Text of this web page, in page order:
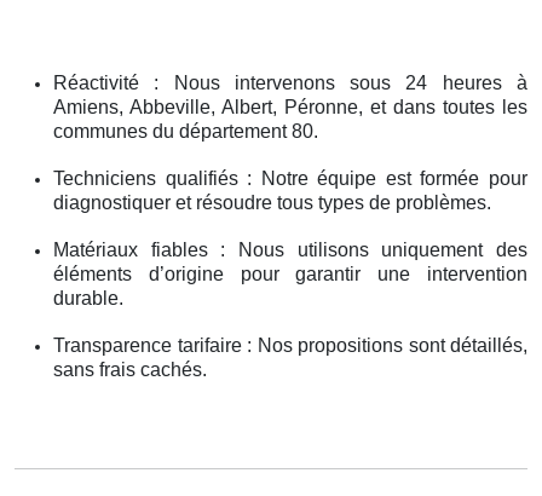
Réactivité : Nous intervenons sous 24 heures à
Amiens, Abbeville, Albert, Péronne, et dans toutes les
communes du département 80.
Techniciens qualifiés : Notre équipe est formée pour
diagnostiquer et résoudre tous types de problèmes.
Matériaux fiables : Nous utilisons uniquement des
éléments d’origine pour garantir une intervention
durable.
Transparence tarifaire : Nos propositions sont détaillés,
sans frais cachés.